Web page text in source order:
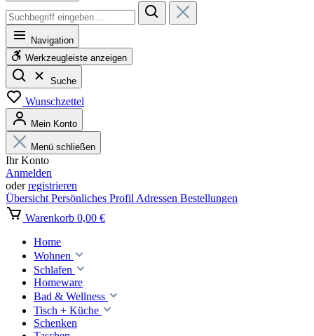
Navigation
Werkzeugleiste anzeigen
Suche
Wunschzettel
Mein Konto
Menü schließen
Ihr Konto
Anmelden
oderregistrieren
Übersicht Persönliches Profil Adressen Bestellungen
Warenkorb 0,00 €
Home
Wohnen
Schlafen
Homeware
Bad & Wellness
Tisch + Küche
Schenken